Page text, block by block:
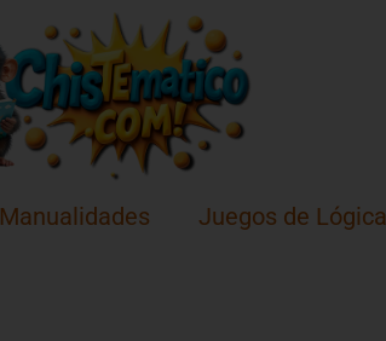
Manualidades Juegos de Lógica